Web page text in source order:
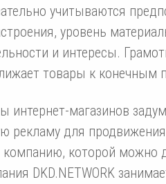
учитываются
уровень
и интересы.
товары к конечным
интернет-магазинов
рекламу для
которой можно
DKD.NETWORK